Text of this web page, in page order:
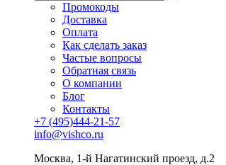
Промокоды
Доставка
Оплата
Как сделать заказ
Частые вопросы
Обратная связь
О компании
Блог
Контакты
+7 (495)444-21-57
info@vishco.ru
Москва, 1-й Нагатинский проезд, д.2